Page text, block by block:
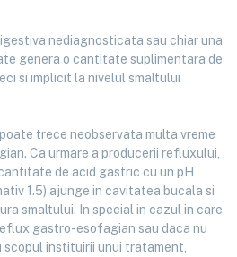
nediagnosticata sau chiar una
genera o cantitate suplimentara de
si implicit la nivelul smaltului
trece neobservata multa vreme
Ca urmare a producerii refluxului,
de acid gastric cu un pH
1.5) ajunge in cavitatea bucala si
smaltului. In special in cazul in care
gastro-esofagian sau daca nu
instituirii unui tratament,